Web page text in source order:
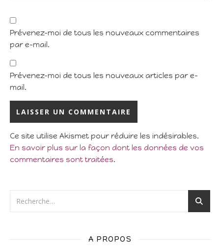
Prévenez-moi de tous les nouveaux commentaires
par e-mail.
Prévenez-moi de tous les nouveaux articles par e-
mail.
Ce site utilise Akismet pour réduire les indésirables.
En savoir plus sur la façon dont les données de vos
commentaires sont traitées.
A PROPOS